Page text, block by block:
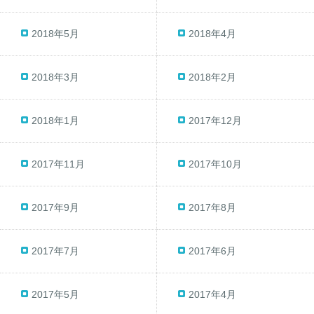
2018年5月 2018年4月
2018年3月 2018年2月
2018年1月 2017年12月
2017年11月 2017年10月
2017年9月 2017年8月
2017年7月 2017年6月
2017年5月 2017年4月